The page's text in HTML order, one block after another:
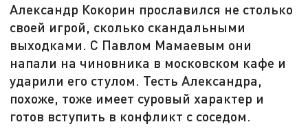
Александр Кокорин прославился не столько
своей игрой, сколько скандальными
выходками. С Павлом Мамаевым они
напали на чиновника в московском кафе и
ударили его стулом. Тесть Александра,
похоже, тоже имеет суровый характер и
готов вступить в конфликт с соседом.